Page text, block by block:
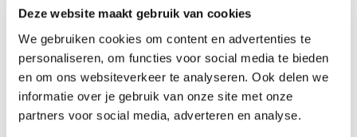
Deze website maakt gebruik van cookies
We gebruiken cookies om content en advertenties te
personaliseren, om functies voor social media te bieden
en om ons websiteverkeer te analyseren. Ook delen we
informatie over je gebruik van onze site met onze
partners voor social media, adverteren en analyse.
Floorlife VTwonen -
Herringbone sand -
Dryback PVC
Merk: Floorlife VTwonen
44,95 40,45
Floorlife VTwonen -
Herringbone natural -
Click PVC
57,95 52,15